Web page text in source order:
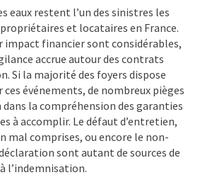
eaux restent l’un des sinistres les
et locataires en France.
impact financier sont considérables,
accrue autour des contrats
Si la majorité des foyers dispose
ces événements, de nombreux pièges
la compréhension des garanties
à accomplir. Le défaut d’entretien,
mal comprises, ou encore le non-
sont autant de sources de
l’indemnisation.